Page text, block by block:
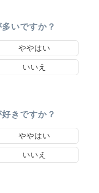
いですか？
ややはい
いいえ
きですか？
ややはい
いいえ